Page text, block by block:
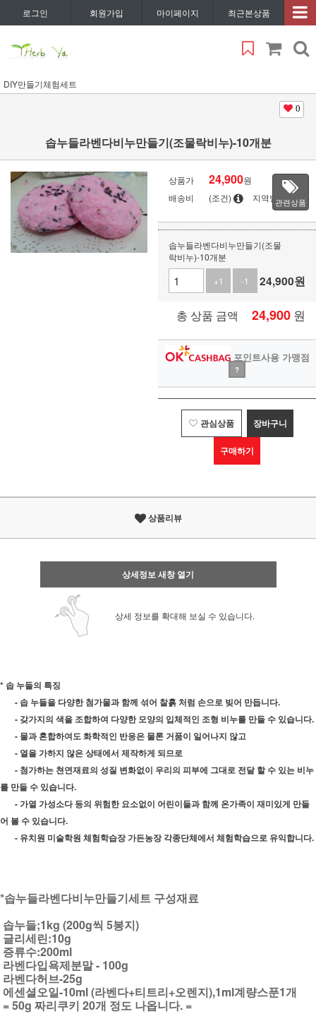
로그인 회원가입 마이페이지 최근본상품
DIY만들기체험세트
0
솝누들라벤다비누만들기(조물락비누)-10개분
상품가 24,900원
배송비
(조건) 지역별관련상품
솝누들라벤다비누만들기(조물
락비누)-10개분
+1
-1 24,900원
총 상품 금액 24,900 원
포인트사용 가맹점
?
관심상품 장바구니
구매하기
상품리뷰
상세정보 새창 열기
상세 정보를 확대해 보실 수 있습니다.
* 솝 누들의 특징
- 솝 누들을 다양한 첨가물과 함께 섞어 찰흙 처럼 손으로 빚어 만듭니다.
- 갖가지의 색을 조합하여 다양한 모양의 입체적인 조형 비누를 만들 수 있습니다.
- 물과 혼합하여도 화학적인 반응은 물론 거품이 일어나지 않고
- 열을 가하지 않은 상태에서 제작하게 되므로
- 첨가하는 쳔연재료의 성질 변화없이 우리의 피부에 그대로 전달 할 수 있는 비누
를 만들 수 있습니다.
- 가열 가성소다 등의 위험한 요소없이 어린이들과 함께 온가족이 재미있게 만들
어 볼 수 있습니다.
- 유치원 미술학원 체험학습장 가든농장 각종단체에서 체험학습으로 유익합니다.
*솝누들라벤다비누만들기세트 구성재료
솝누들;1kg (200g씩 5봉지)
글리세린:10g
증류수:200ml
라벤다입욕제분말 - 100g
라벤다허브-25g
에센셜오일-10ml (라벤다+티트리+오렌지),1ml계량스푼1개
= 50g 짜리쿠키 20개 정도 나옵니다. =